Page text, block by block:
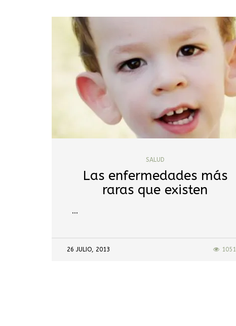
SALUD
Las enfermedades más
raras que existen
…
26 JULIO, 2013 1051